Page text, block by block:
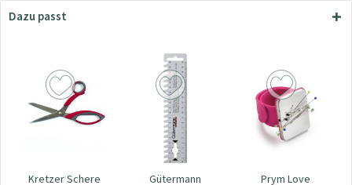
Dazu passt
Kretzer Schere
Gütermann
Prym Love